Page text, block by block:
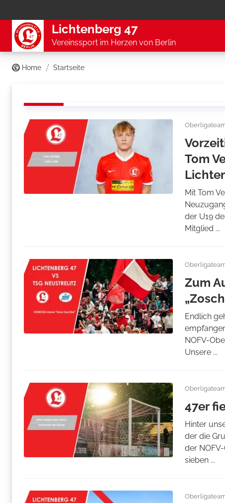
Lichtenberg 47
Vereinssport im Herzen von Berlin
Home Startseite
Tom
Mit Tom
der U19
Mitglied ...
Zum
Endlich
NOFV-
Unsere ...
47er
Hinter
der die
der
sieben ...